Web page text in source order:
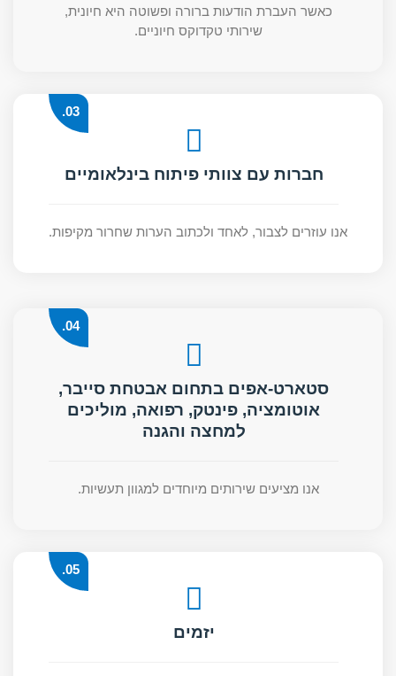
כאשר העברת הודעות ברורה ופשוטה היא חיונית,
שירותי טקדוקס חיוניים.
03.
חברות עם צוותי פיתוח בינלאומיים
אנו עוזרים לצבור, לאחד ולכתוב הערות שחרור מקיפות.
04.
סטארט-אפים בתחום אבטחת סייבר,
אוטומציה, פינטק, רפואה, מוליכים
למחצה והגנה
אנו מציעים שירותים מיוחדים למגוון תעשיות.
05.
יזמים